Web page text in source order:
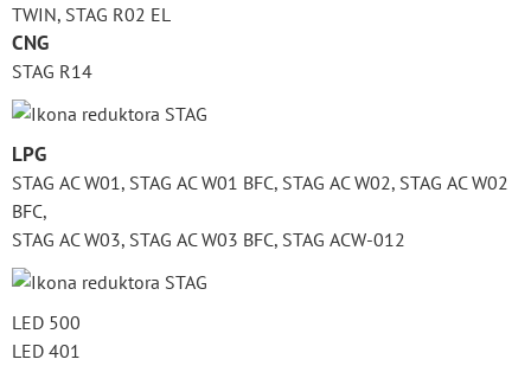
TWIN, STAG R02 EL
CNG
STAG R14
LPG
STAG AC W01, STAG AC W01 BFC, STAG AC W02, STAG AC W02
BFC,
STAG AC W03, STAG AC W03 BFC, STAG ACW-012
LED 500
LED 401